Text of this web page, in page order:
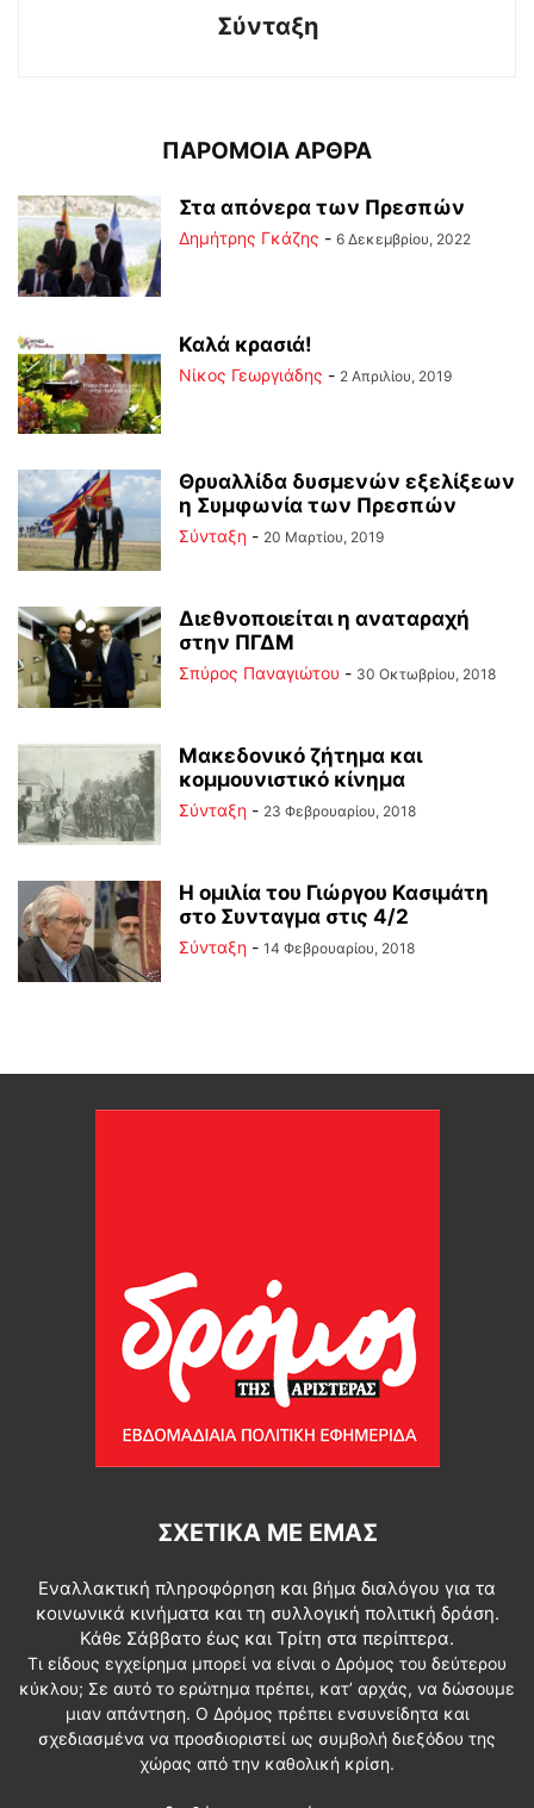
Σύνταξη
ΠΑΡΟΜΟΙΑ ΑΡΘΡΑ
Στα απόνερα των Πρεσπών
Δημήτρης Γκάζης - 6 Δεκεμβρίου, 2022
Καλά κρασιά!
Νίκος Γεωργιάδης - 2 Απριλίου, 2019
Θρυαλλίδα δυσμενών εξελίξεων
η Συμφωνία των Πρεσπών
Σύνταξη - 20 Μαρτίου, 2019
Διεθνοποιείται η αναταραχή
στην ΠΓΔΜ
Σπύρος Παναγιώτου - 30 Οκτωβρίου, 2018
Μακεδονικό ζήτημα και
κομμουνιστικό κίνημα
Σύνταξη - 23 Φεβρουαρίου, 2018
Η ομιλία του Γιώργου Κασιμάτη
στο Συνταγμα στις 4/2
Σύνταξη - 14 Φεβρουαρίου, 2018
ΣΧΕΤΙΚΆ ΜΕ ΕΜΆΣ
Εναλλακτική πληροφόρηση και βήμα διαλόγου για τα
κοινωνικά κινήματα και τη συλλογική πολιτική δράση.
Κάθε Σάββατο έως και Τρίτη στα περίπτερα.
Τι είδους εγχείρημα μπορεί να είναι ο Δρόμος του δεύτερου
κύκλου; Σε αυτό το ερώτημα πρέπει, κατ’ αρχάς, να δώσουμε
μιαν απάντηση. Ο Δρόμος πρέπει ενσυνείδητα και
σχεδιασμένα να προσδιοριστεί ως συμβολή διεξόδου της
χώρας από την καθολική κρίση.